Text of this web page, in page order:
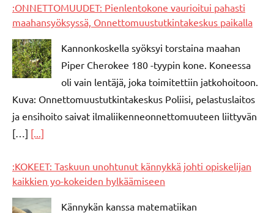
:ONNETTOMUUDET: Pienlentokone vaurioitui pahasti
maahansyöksyssä, Onnettomuustutkintakeskus paikalla
Kannonkoskella syöksyi torstaina maahan
Piper Cherokee 180 -tyypin kone. Koneessa
oli vain lentäjä, joka toimitettiin jatkohoitoon.
Kuva: Onnettomuustutkintakeskus Poliisi, pelastuslaitos
ja ensihoito saivat ilmaliikenneonnettomuuteen liittyvän
[…] [...]
:KOKEET: Taskuun unohtunut kännykkä johti opiskelijan
kaikkien yo-kokeiden hylkäämiseen
Kännykän kanssa matematiikan